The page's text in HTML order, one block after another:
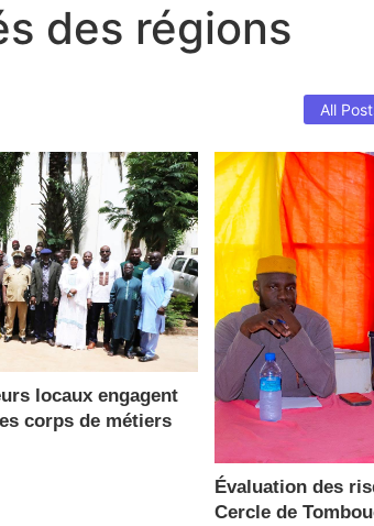
des régions
All
locaux engagent
corps de métiers
Évaluation des
Cercle de